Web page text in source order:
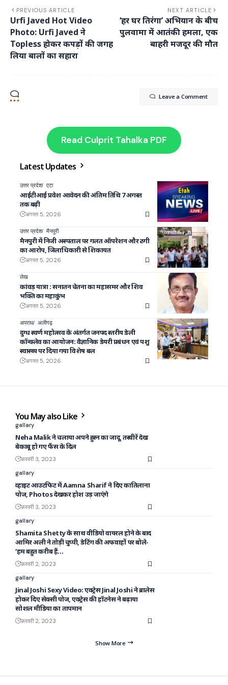
PREVIOUS ARTICLE
Urfi Javed Hot Video
Photo: Urfi Javed ने
Topless होकर कपड़ों की जगह
लिया बालों का सहारा
NEXT ARTICLE
‘हर घर तिरंगा’ अभियान के बीच
पुलवामा में आतंकी हमला, एक
बाहरी मजदूर की मौत
Leave a Comment
Read Culprit Tahalka PDF
Latest Updates
उत्तर प्रदेश एटा
आईटीआई प्रवेश आवेदन की अंतिम तिथि 7 अगस्त
तक बढ़ी
अगस्त 5, 2026
उत्तर प्रदेश मैनपुरी
मैनपुरी में निजी अस्पताल पर गलत ऑपरेशन और ठगी
का आरोप, जिलाधिकारी से शिकायत
अगस्त 5, 2026
लेख
कांवड़ यात्रा : सनातन चेतना का महासमर और शिव
भक्ति का महाकुंभ
अगस्त 5, 2026
अपराध अलीगढ़
दुग्ध स्वर्ण महोत्सव के अंतर्गत जनपद स्तरीय डेली
कॉन्क्लेव का आयोजन: वैज्ञानिक डेयरी प्रबंधन एवं पशु
स्वास्थ्य पर दिया गया विशेष बल
अगस्त 5, 2026
You May also Like
gallary
Neha Malik ने चलाया अपने हुस्न का जादू, तस्वीरें देख
बेकाबू हो गए फैंस के दिल
फ़रवरी 3, 2023
gallary
व्हाइट आउटफिट में Aamna Sharif ने दिए कातिलाना
पोज, Photos देखकर होश उड़ जाएंगे
फ़रवरी 3, 2023
gallary
Shamita Shetty के साथ वीडियो वायरल होने के बाद
आमिर अली ने तोड़ी चुप्पी, डेटिंग की अफवाहों पर बोले-
‘हम बहुत करीब हैं…
फ़रवरी 2, 2023
gallary
Jinal Joshi Sexy Video: एक्ट्रेस Jinal Joshi ने ब्रालेस
होकर दिए सेक्सी पोज, एक्ट्रेस की हॉटनेस ने बढ़ाया
सोशल मीडिया का तापमान
फ़रवरी 2, 2023
Show More